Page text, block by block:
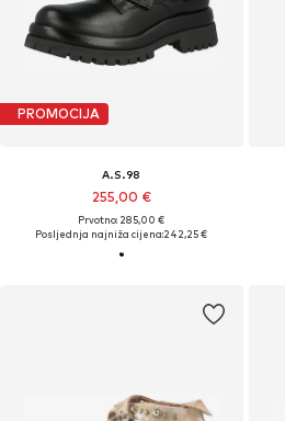
PROMOCIJA
A.S.98
255,00 €
Prvotno: 285,00 €
Posljednja najniža cijena:242,25 €